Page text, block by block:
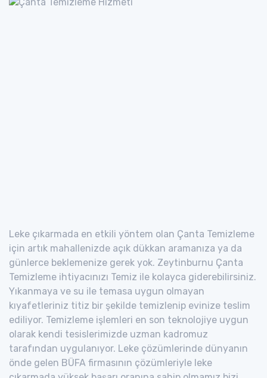
Leke çıkarmada en etkili yöntem olan Çanta Temizleme
için artık mahallenizde açık dükkan aramanıza ya da
günlerce beklemenize gerek yok. Zeytinburnu Çanta
Temizleme ihtiyacınızı Temiz ile kolayca giderebilirsiniz.
Yıkanmaya ve su ile temasa uygun olmayan
kıyafetleriniz titiz bir şekilde temizlenip evinize teslim
ediliyor. Temizleme işlemleri en son teknolojiye uygun
olarak kendi tesislerimizde uzman kadromuz
tarafından uygulanıyor. Leke çözümlerinde dünyanın
önde gelen BÜFA firmasının çözümleriyle leke